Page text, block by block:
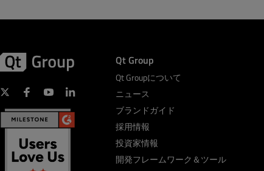
Qt Group
Qt Groupについて
ニュース
ブランドガイド
採用情報
投資家情報
開発フレームワーク＆ツール